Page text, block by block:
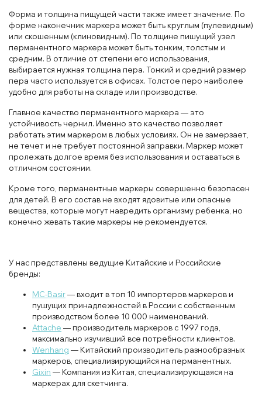
Форма и толщина пищущей части также имеет значение. По
форме наконечник маркера может быть круглым (пулевидным)
или скошенным (клиновидным). По толщине пишущий узел
перманентного маркера может быть тонким, толстым и
средним. В отличие от степени его использования,
выбирается нужная толщина пера. Тонкий и средний размер
пера часто используется в офисах. Толстое перо наиболее
удобно для работы на складе или производстве.
Главное качество перманентного маркера — это
устойчивость чернил. Именно это качество позволяет
работать этим маркером в любых условиях. Он не замерзает,
не течет и не требует постоянной заправки. Маркер может
пролежать долгое время без использования и оставаться в
отличном состоянии.
Кроме того, перманентные маркеры совершенно безопасен
для детей. В его состав не входят ядовитые или опасные
вещества, которые могут навредить организму ребенка, но
конечно жевать такие маркеры не рекомендуется.
У нас представлены ведущие Китайские и Российские
бренды:
MC-Basir— входит в топ 10 импортеров маркеров и
пушущих принадлежностей в России с собственным
производством более 10 000 наименований.
Attache — производитель маркеров с 1997 года,
максимально изучивший все потребности клиентов.
Wenhang — Китайский производитель разнообразных
маркеров, специализирующийся на перманентных.
Gixin — Компания из Китая, специализирующаяся на
маркерах для скетчинга.